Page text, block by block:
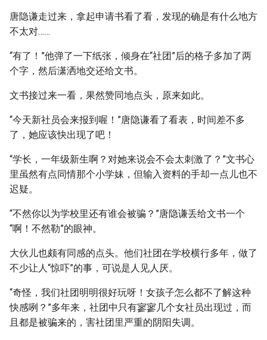
唐隐谦走过来，拿起申请书看了看，发现的确是有什么地方
不太对……
“有了！”他弹了一下纸张，倾身在“社团”后的格子多加了两
个字，然后潇洒地交还给文书。
文书接过来一看，果然赞同地点头，原来如此。
“今天新社员会来报到喔！”唐隐谦看了看表，时间差不多
了，她应该快出现了吧！
“学长，一年级新生啊？对她来说会不会太刺激了？”文书心
里虽然有点同情那个小学妹，但输入资料的手却一点儿也不
迟疑。
“不然你以为学校里还有谁会被骗？”唐隐谦丢给文书一个
“啊！不然勒”的眼神。
大伙儿也颇有同感的点头。他们社团在学校横行多年，做了
不少让人“惊吓”的事，可说是人见人厌。
“奇怪，我们社团明明很好玩呀！女孩子怎么都不了解这种
快感咧？”多年来，社团中只有寥寥几个女社员出现过，而
且都是被骗来的，害社团里严重的阴阳失调。